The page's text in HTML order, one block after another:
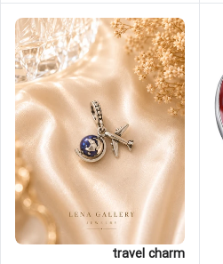
travel charm